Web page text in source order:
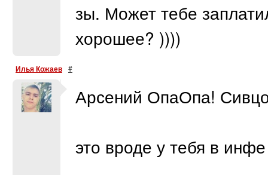
зы. Может тебе
хорошее? ))))
Илья Кожаев #
Арсений ОпаОпа!
это вроде у тебя в